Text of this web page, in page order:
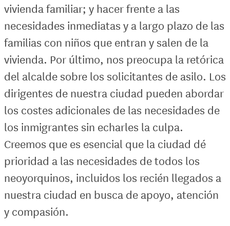
vivienda familiar; y hacer frente a las
necesidades inmediatas y a largo plazo de las
familias con niños que entran y salen de la
vivienda. Por último, nos preocupa la retórica
del alcalde sobre los solicitantes de asilo. Los
dirigentes de nuestra ciudad pueden abordar
los costes adicionales de las necesidades de
los inmigrantes sin echarles la culpa.
Creemos que es esencial que la ciudad dé
prioridad a las necesidades de todos los
neoyorquinos, incluidos los recién llegados a
nuestra ciudad en busca de apoyo, atención
y compasión.